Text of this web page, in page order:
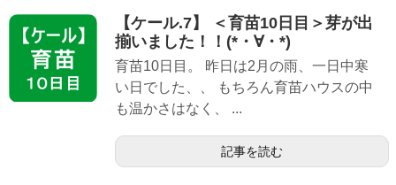
【ケール.7】 ＜育苗10日目＞芽が出
揃いました！！(*・∀・*)
育苗10日目。 昨日は2月の雨、一日中寒
い日でした、、 もちろん育苗ハウスの中
も温かさはなく、 ...
記事を読む